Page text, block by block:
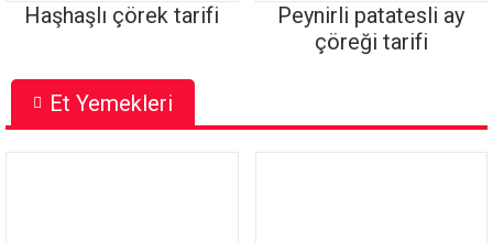
Haşhaşlı çörek tarifi
Peynirli patatesli ay
çöreği tarifi
Et Yemekleri